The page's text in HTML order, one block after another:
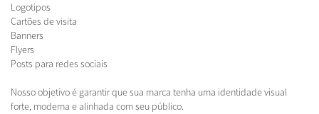
Logotipos
Cartões de visita
Banners
Flyers
Posts para redes sociais
Nosso objetivo é garantir que sua marca tenha uma identidade visual
forte, moderna e alinhada com seu público.